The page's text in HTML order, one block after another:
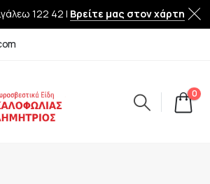
122 42 | Βρείτε μας στον χάρτη
0